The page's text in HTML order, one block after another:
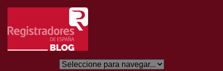
Eduki nagusira joan